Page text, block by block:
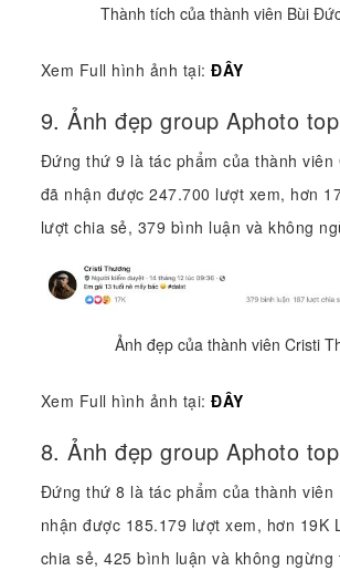
Thành tích của thành viên Bùi
Xem Full hình ảnh tại:ĐÂY
9. Ảnh đẹp group Aphoto
Đứng thứ 9 là tác phẩm của thành viên
đã nhận được 247.700 lượt xem, hơn
lượt chia sẻ, 379 bình luận và không
Ảnh đẹp của thành viên Cristi
Xem Full hình ảnh tại:ĐÂY
8. Ảnh đẹp group Aphoto
Đứng thứ 8 là tác phẩm của thành viên
nhận được 185.179 lượt xem, hơn 19K
chia sẻ, 425 bình luận và không ngừng